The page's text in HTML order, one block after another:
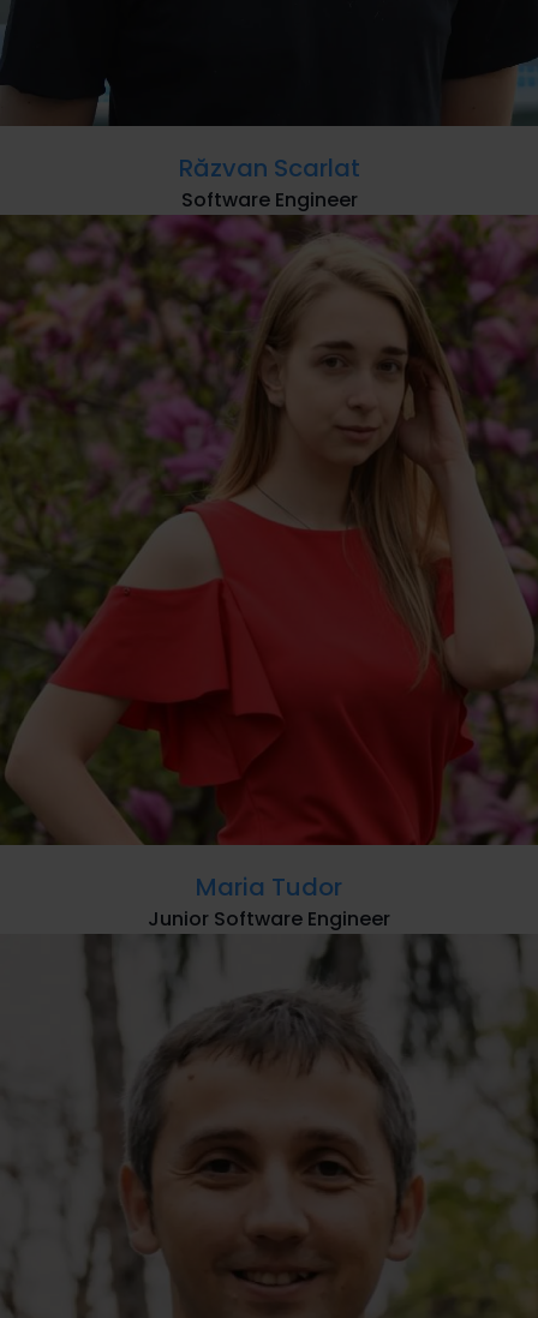
Răzvan Scarlat
Software Engineer
Maria Tudor
Junior Software Engineer